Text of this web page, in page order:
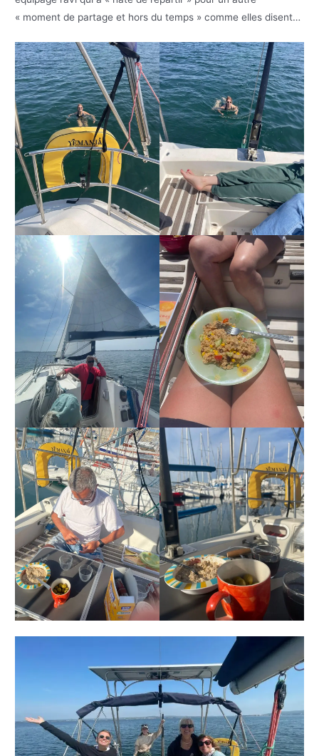
« moment de partage et hors du temps » comme elles disent…